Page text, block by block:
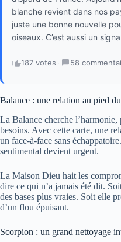
blanche revient dans nos
juste une bonne nouvelle
oiseaux. C’est aussi un
187 votes · 58
Balance : une relation au pied
La Balance cherche
besoins. Avec cette carte, une
un face-à-face sans
sentimental devient urgent.
La Maison Dieu hait les
dire ce qui n’a jamais été dit.
des bases plus vraies. Soit elle
d’un flou épuisant.
Scorpion : un grand nettoyage